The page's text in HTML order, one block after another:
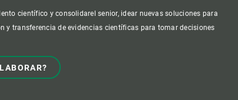
científico y consolidarel senior, idear nuevas soluciones para
y transferencia de evidencias científicas para tomar decisiones